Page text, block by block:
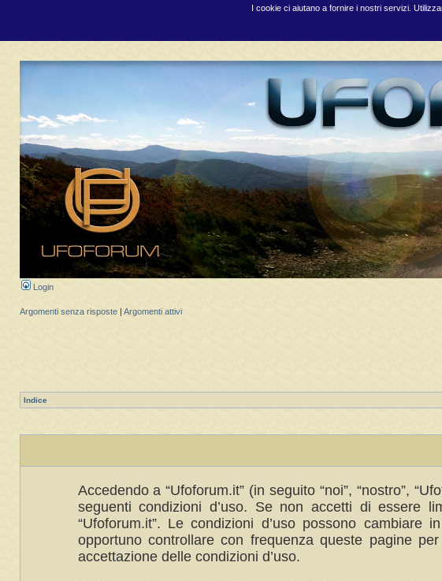
I cookie ci aiutano a fornire i nostri servizi.
Login
Argomenti senza risposte Argomenti attivi
Indice
Accedendo a “Ufoforum.it” (in seguito “noi”, “nostro”,
seguenti condizioni d’uso. Se non accetti di essere
“Ufoforum.it”. Le condizioni d’uso possono
opportuno controllare con frequenza queste pagine
accettazione delle condizioni d’uso.